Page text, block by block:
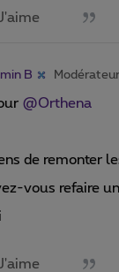
B Modérateur
@Orthena
de remonter
vous refaire